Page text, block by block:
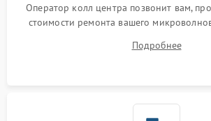
Оператор колл центра позвонит вам,
стоимости ремонта вашего
Подробнее